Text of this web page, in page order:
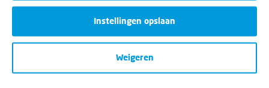
Instellingen opslaan
Weigeren